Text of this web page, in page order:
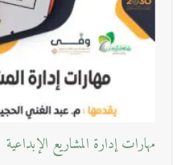
مهارات إدارة المشاريع الإبداعية